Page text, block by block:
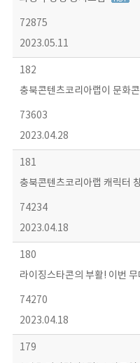
72875
2023.05.11
182
충북콘텐츠코리아랩이 문화
73603
2023.04.28
181
충북콘텐츠코리아랩 캐릭터
74234
2023.04.18
180
라이징스타콘의 부활! 이번
74270
2023.04.18
179